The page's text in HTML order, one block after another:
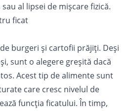
al lipsei de mișcare fizică.
ficat
burgeri şi cartofii prăjiţi. Deşi
sunt o alegere greşită dacă
Acest tip de alimente sunt
care cresc nivelul de
funcţia ficatului. În timp,